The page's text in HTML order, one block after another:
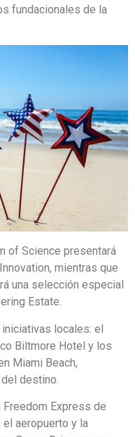
fundacionales de la
of Science presentará
mientras que
una selección especial
Estate.
locales: el
Biltmore Hotel y los
Miami Beach,
destino.
Express de
aeropuerto y la